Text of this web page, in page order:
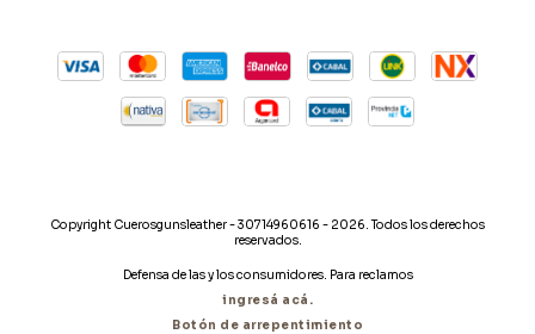
Copyright Cuerosgunsleather - 30714960616 - 2026. Todos los derechos
reservados.
Defensa de las y los consumidores. Para reclamos
ingresá acá.
Botón de arrepentimiento